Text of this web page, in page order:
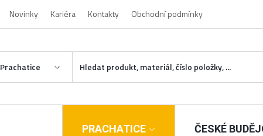
Novinky Kariéra Kontakty Obchodní podmínky
Prachatice
PRACHATICE ČESKÉ